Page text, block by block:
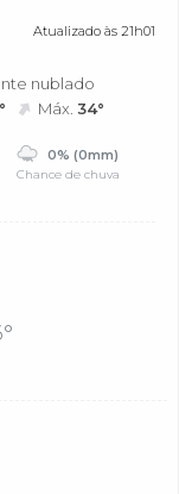
Atualizado às 21h01
nublado
Máx.34°
0% (0mm)
Chance de chuva